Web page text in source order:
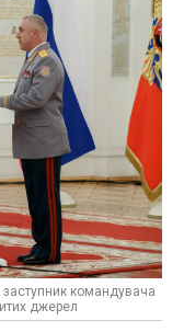
командувача
джерел